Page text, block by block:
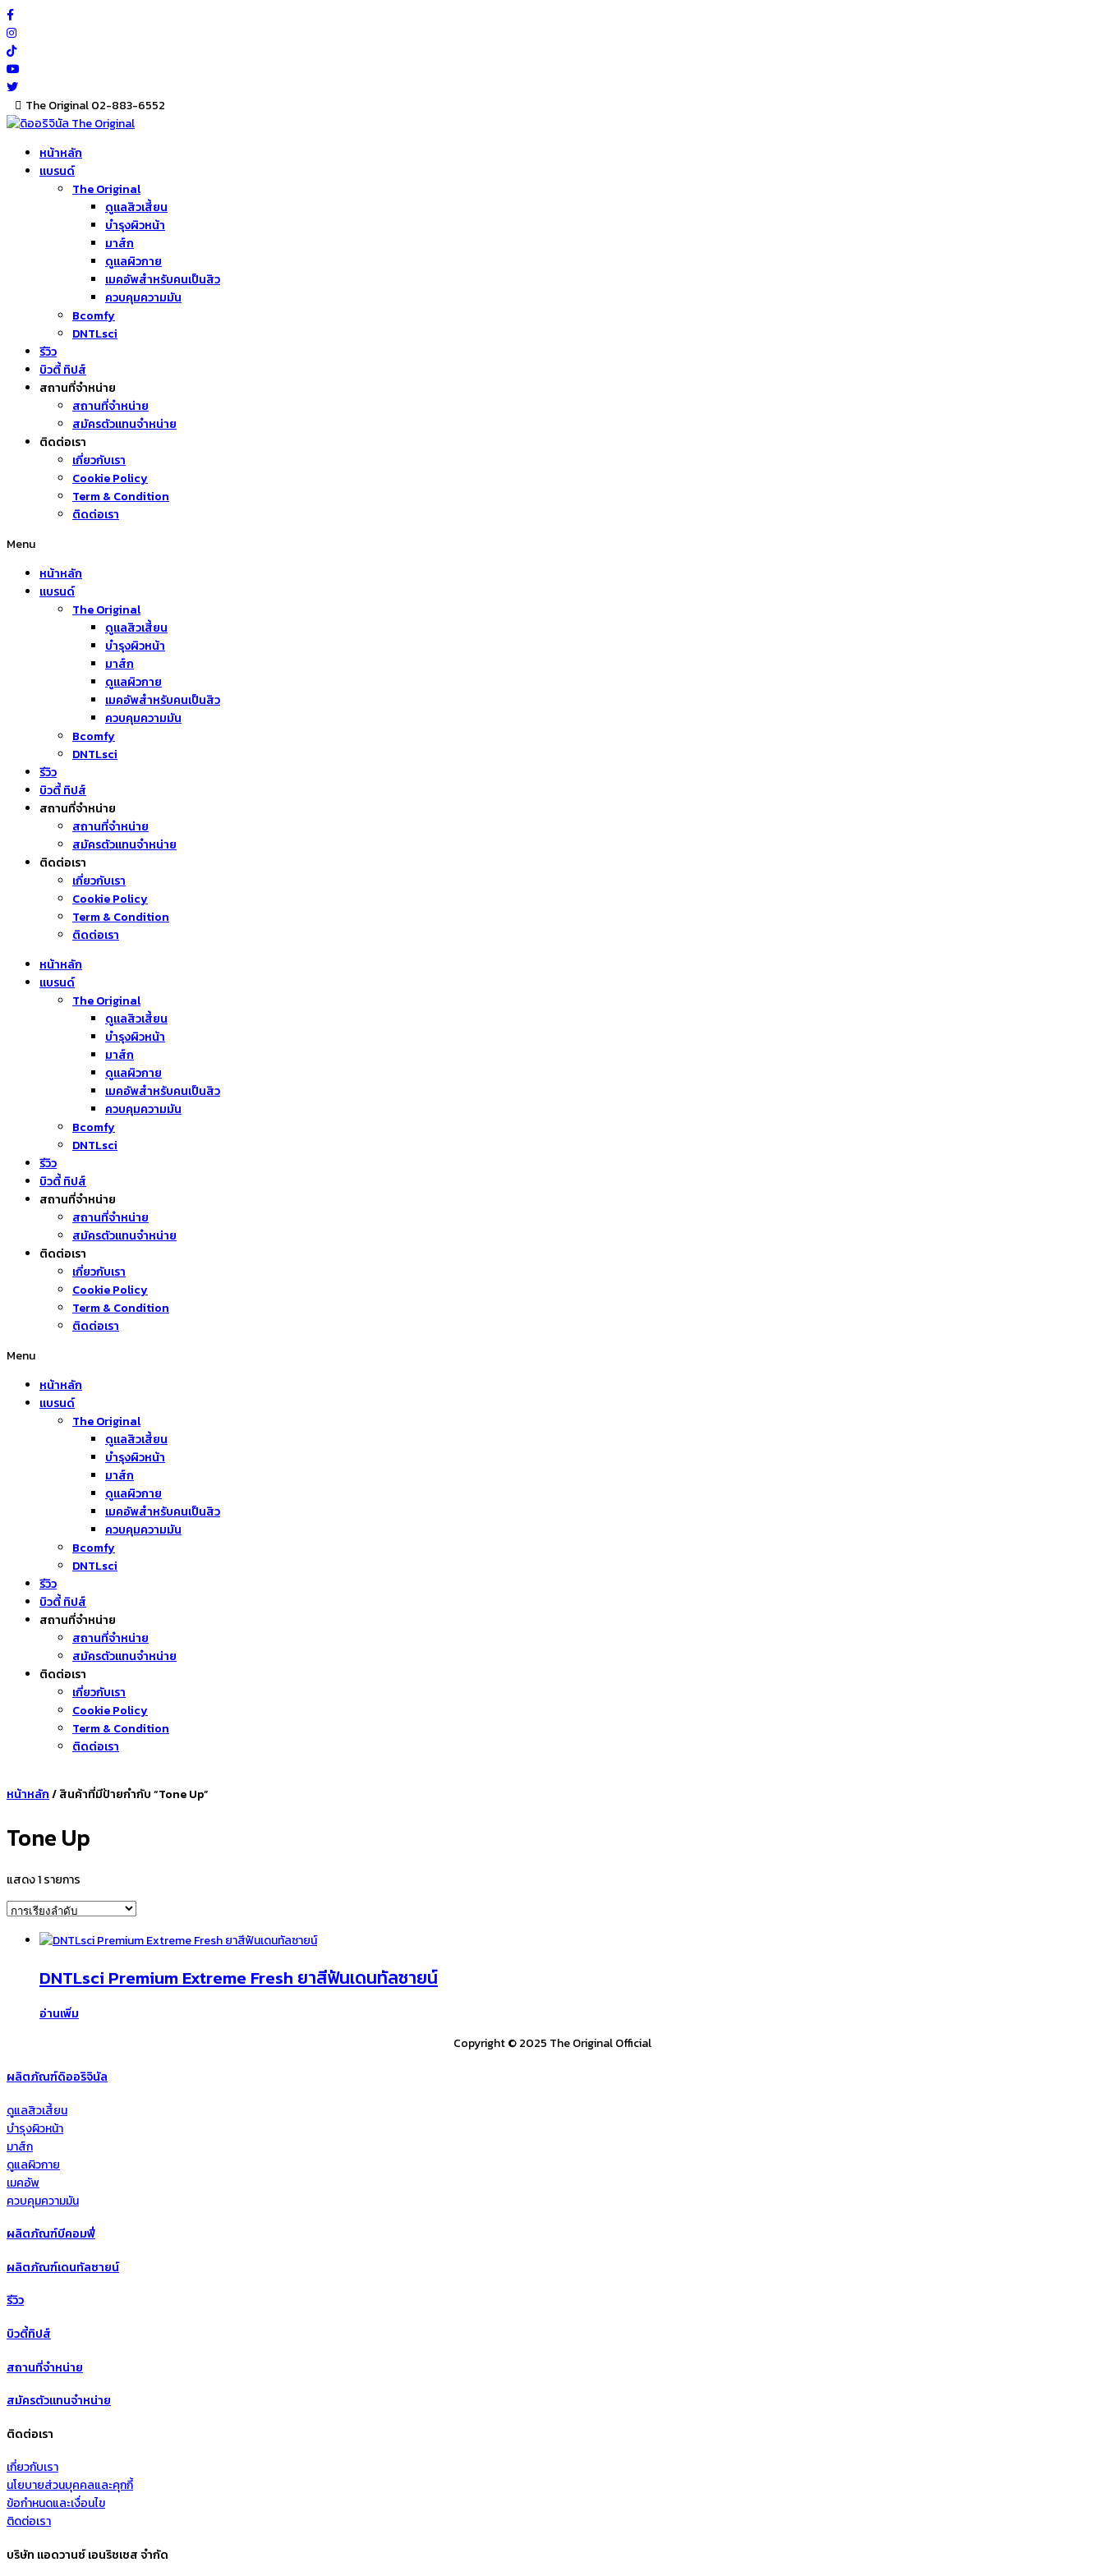
Skip
to
content
The Original 02-883-6552
หน้าหลัก
แบรนด์
The Original
ดูแลสิวเสี้ยน
บำรุงผิวหน้า
มาส์ก
ดูแลผิวกาย
เมคอัพสำหรับคนเป็นสิว
ควบคุมความมัน
Bcomfy
DNTLsci
รีวิว
บิวตี้ ทิปส์
สถานที่จำหน่าย
สถานที่จำหน่าย
สมัครตัวแทนจำหน่าย
ติดต่อเรา
เกี่ยวกับเรา
Cookie Policy
Term & Condition
ติดต่อเรา
Menu
หน้าหลัก
แบรนด์
The Original
ดูแลสิวเสี้ยน
บำรุงผิวหน้า
มาส์ก
ดูแลผิวกาย
เมคอัพสำหรับคนเป็นสิว
ควบคุมความมัน
Bcomfy
DNTLsci
รีวิว
บิวตี้ ทิปส์
สถานที่จำหน่าย
สถานที่จำหน่าย
สมัครตัวแทนจำหน่าย
ติดต่อเรา
เกี่ยวกับเรา
Cookie Policy
Term & Condition
ติดต่อเรา
หน้าหลัก
แบรนด์
The Original
ดูแลสิวเสี้ยน
บำรุงผิวหน้า
มาส์ก
ดูแลผิวกาย
เมคอัพสำหรับคนเป็นสิว
ควบคุมความมัน
Bcomfy
DNTLsci
รีวิว
บิวตี้ ทิปส์
สถานที่จำหน่าย
สถานที่จำหน่าย
สมัครตัวแทนจำหน่าย
ติดต่อเรา
เกี่ยวกับเรา
Cookie Policy
Term & Condition
ติดต่อเรา
Menu
หน้าหลัก
แบรนด์
The Original
ดูแลสิวเสี้ยน
บำรุงผิวหน้า
มาส์ก
ดูแลผิวกาย
เมคอัพสำหรับคนเป็นสิว
ควบคุมความมัน
Bcomfy
DNTLsci
รีวิว
บิวตี้ ทิปส์
สถานที่จำหน่าย
สถานที่จำหน่าย
สมัครตัวแทนจำหน่าย
ติดต่อเรา
เกี่ยวกับเรา
Cookie Policy
Term & Condition
ติดต่อเรา
หน้าหลัก/ สินค้าที่มีป้ายกำกับ “Tone Up”
Tone Up
แสดง 1 รายการ
DNTLsci Premium Extreme Fresh ยาสีฟันเดนทัลซายน์
อ่านเพิ่ม
Copyright © 2025 The Original Official
ผลิตภัณฑ์ดิออริจินัล
ดูแลสิวเสี้ยน
บำรุงผิวหน้า
มาส์ก
ดูแลผิวกาย
เมคอัพ
ควบคุมความมัน
ผลิตภัณฑ์บีคอมฟี่
ผลิตภัณฑ์เดนทัลซายน์
รีวิว
บิวตี้ทิปส์
สถานที่จำหน่าย
สมัครตัวแทนจำหน่าย
ติดต่อเรา
เกี่ยวกับเรา
นโยบายส่วนบุคคลและคุกกี้
ข้อกำหนดและเงื่อนไข
ติดต่อเรา
บริษัท แอดวานซ์ เอนริชเชส จำกัด